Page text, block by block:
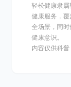
轻松健康隶
健康服务，
全场景，同
健康意识。
内容仅供科普